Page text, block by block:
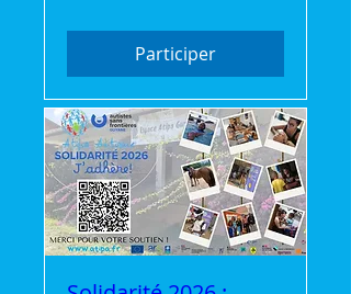
Participer